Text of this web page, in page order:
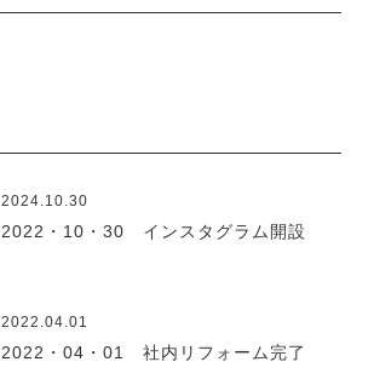
2024.10.30
2022・10・30 インスタグラム開設
2022.04.01
2022・04・01 社内リフォーム完了